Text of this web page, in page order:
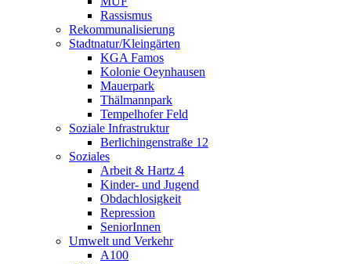
Rassismus
Rekommunalisierung
Stadtnatur/Kleingärten
KGA Famos
Kolonie Oeynhausen
Mauerpark
Thälmannpark
Tempelhofer Feld
Soziale Infrastruktur
Berlichingenstraße 12
Soziales
Arbeit & Hartz 4
Kinder- und Jugend
Obdachlosigkeit
Repression
SeniorInnen
Umwelt und Verkehr
A100